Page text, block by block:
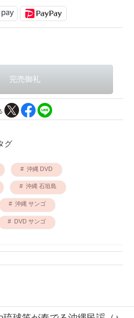
グ
沖縄 DVD
沖縄 石垣島
沖縄 サンゴ
DVD サンゴ